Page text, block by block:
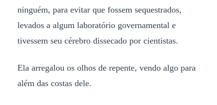
ninguém, para evitar que fossem sequestrados,
levados a algum laboratório governamental e
tivessem seu cérebro dissecado por cientistas.
Ela arregalou os olhos de repente, vendo algo para
além das costas dele.